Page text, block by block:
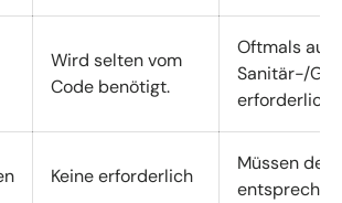
Wird selten vom
Code benötigt.
Oftmals
Sanitär-/
erforderlich.
Keine erforderlich
Müssen den
entsprechen